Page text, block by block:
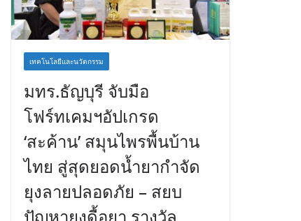
เทคโนโลยีและนวัตกรรม
มทร.ธัญบุรี จับมือ
โฟร์ทเคมฯอัปเกรด
‘สะค้าน’ สมุนไพรพื้นบ้าน
ไทย สู่สุดยอดน้ำยากำจัด
ยุงลายปลอดภัย – สยบ